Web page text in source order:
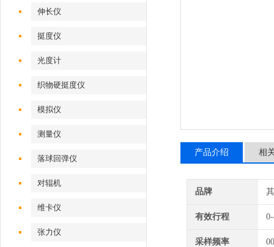
伸长仪
挺度仪
光度计
织物硬挺度仪
模拟仪
测量仪
落球回弹仪
对辊机
维卡仪
张力仪
产品介绍 相
品牌
有效行程
采样频率